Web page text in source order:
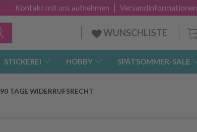
Versandinformationen
Kontakt mit uns aufnehmen
WUNSCHLISTE
STICKEREI HOBBY SPÄTSOMMER-SALE
90 TAGE WIDERRUFSRECHT